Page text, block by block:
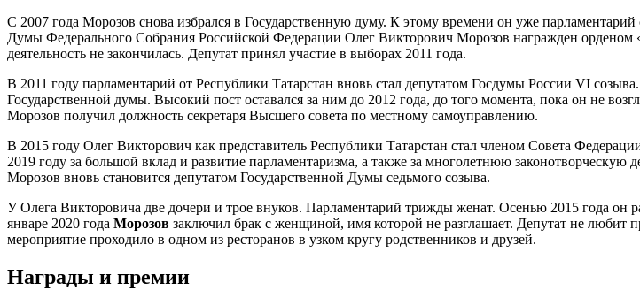
С 2007 года Морозов снова избрался в Государственную думу. К этому времени он уже
Думы Федерального Собрания Российской Федерации Олег Викторович Морозов награжден орденом
деятельность не закончилась. Депутат принял участие в выборах 2011 года.
В 2011 году парламентарий от Республики Татарстан вновь стал депутатом Госдумы России VI
Государственной думы. Высокий пост оставался за ним до 2012 года, до того момента, пока он не
Морозов получил должность секретаря Высшего совета по местному самоуправлению.
В 2015 году Олег Викторович как представитель Республики Татарстан стал членом Совета
2019 году за большой вклад и развитие парламентаризма, а также за многолетнюю
Морозов вновь становится депутатом Государственной Думы седьмого созыва.
У Олега Викторовича две дочери и трое внуков. Парламентарий трижды женат. Осенью 2015 года он
январе 2020 года Морозов заключил брак с женщиной, имя которой не разглашает. Депутат не любит
мероприятие проходило в одном из ресторанов в узком кругу родственников и друзей.
Награды и премии